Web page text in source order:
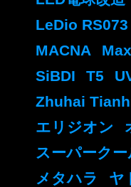
LeDio RS073
MACNA
SiBDI
T5
Zhuhai
エリジオン
スーパークー
メタハラ
ヤ